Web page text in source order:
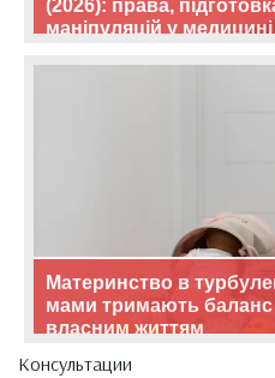
(2026): права,
маніпуляцій у медицині
Материнство в
мами тримають баланс
власним життям
Консультации